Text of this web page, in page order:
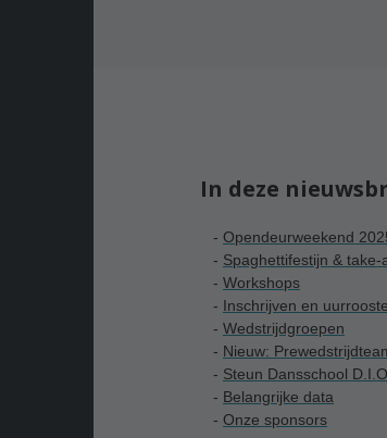
In deze
- Opendeurweekend
- Spaghettifestijn & take-
- Workshops
- Inschrijven en
- Wedstrijdgroepen
- Nieuw:
- Steun Dansschool
- Belangrijke data
- Onze sponsors